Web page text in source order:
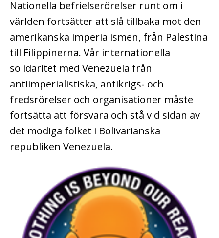
Nationella befrielserörelser runt om i
världen fortsätter att slå tillbaka mot den
amerikanska imperialismen, från Palestina
till Filippinerna. Vår internationella
solidaritet med Venezuela från
antiimperialistiska, antikrigs- och
fredsrörelser och organisationer måste
fortsätta att försvara och stå vid sidan av
det modiga folket i Bolivarianska
republiken Venezuela.